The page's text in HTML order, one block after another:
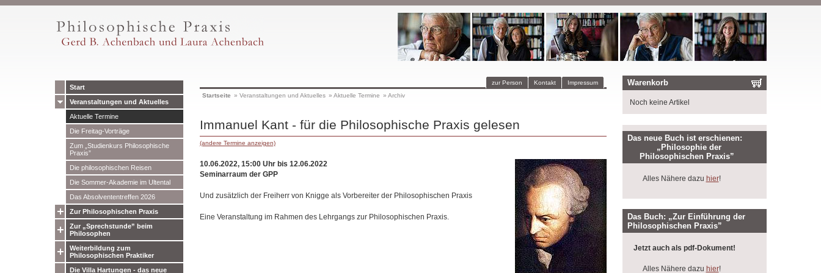
Start
Veranstaltungen und Aktuelles
Aktuelle Termine
Die Freitag-Vorträge
Zum „Studienkurs Philosophische
Praxis”
Die philosophischen Reisen
Die Sommer-Akademie im Ultental
Das Absolvententreffen 2026
Zur Philosophischen Praxis
Zur „Sprechstunde” beim
Philosophen
Weiterbildung zum
Philosophischen Praktiker
Die Villa Hartungen - das neue
Impressum
Kontakt
zur Person
Startseite » Veranstaltungen und Aktuelles » Aktuelle Termine » Archiv
Immanuel Kant - für die Philosophische Praxis gelesen
(andere Termine anzeigen)
10.06.2022, 15:00 Uhr bis 12.06.2022
Seminarraum der GPP
Und zusätzlich der Freiherr von Knigge als Vorbereiter der Philosophischen Praxis
Eine Veranstaltung im Rahmen des Lehrgangs zur Philosophischen Praxis.
Warenkorb
Noch keine Artikel
Das neue Buch ist erschienen:
„Philosophie der
Philosophischen Praxis”
Alles Nähere dazu hier!
Das Buch: „Zur Einführung der
Philosophischen Praxis”
Jetzt auch als pdf-Dokument!
Alles Nähere dazu hier!